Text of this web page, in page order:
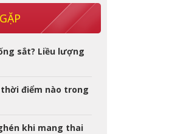
sắt? Liều lượng
điểm nào trong
khi mang thai